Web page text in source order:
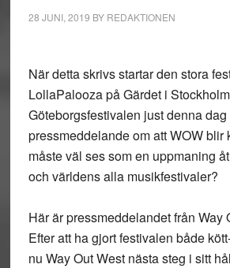
28 JUNI, 2019 BY REDAKTIONEN
När detta skrivs startar den stora
LollaPalooza på Gärdet i
Göteborgsfestivalen just denna
pressmeddelande om att WOW blir
måste väl ses som en uppmaning
och världens alla musikfestivaler?
Här är pressmeddelandet från Way
Efter att ha gjort festivalen både
nu Way Out West nästa steg i sitt